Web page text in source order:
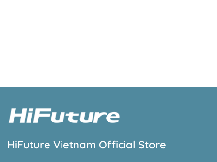
HiFuture Vietnam Official Store